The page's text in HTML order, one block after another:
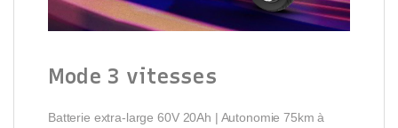
Mode 3 vitesses
Batterie extra-large 60V 20Ah | Autonomie 75km à